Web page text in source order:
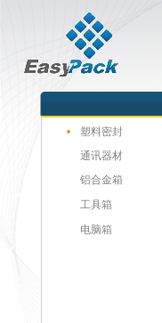
塑料密封
通讯器材
铝合金箱
工具箱
电脑箱